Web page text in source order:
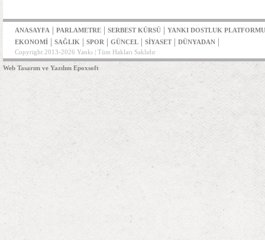
ANASAYFA | PARLAMETRE | SERBEST KÜRSÜ | YANKI DOSTLUK PLATFORMU
EKONOMİ | SAĞLIK | SPOR | GÜNCEL | SİYASET | DÜNYADAN |
Copyright 2013-2026 Yankı | Tüm Hakları Saklıdır
Web Tasarım ve Yazılım Epoxsoft